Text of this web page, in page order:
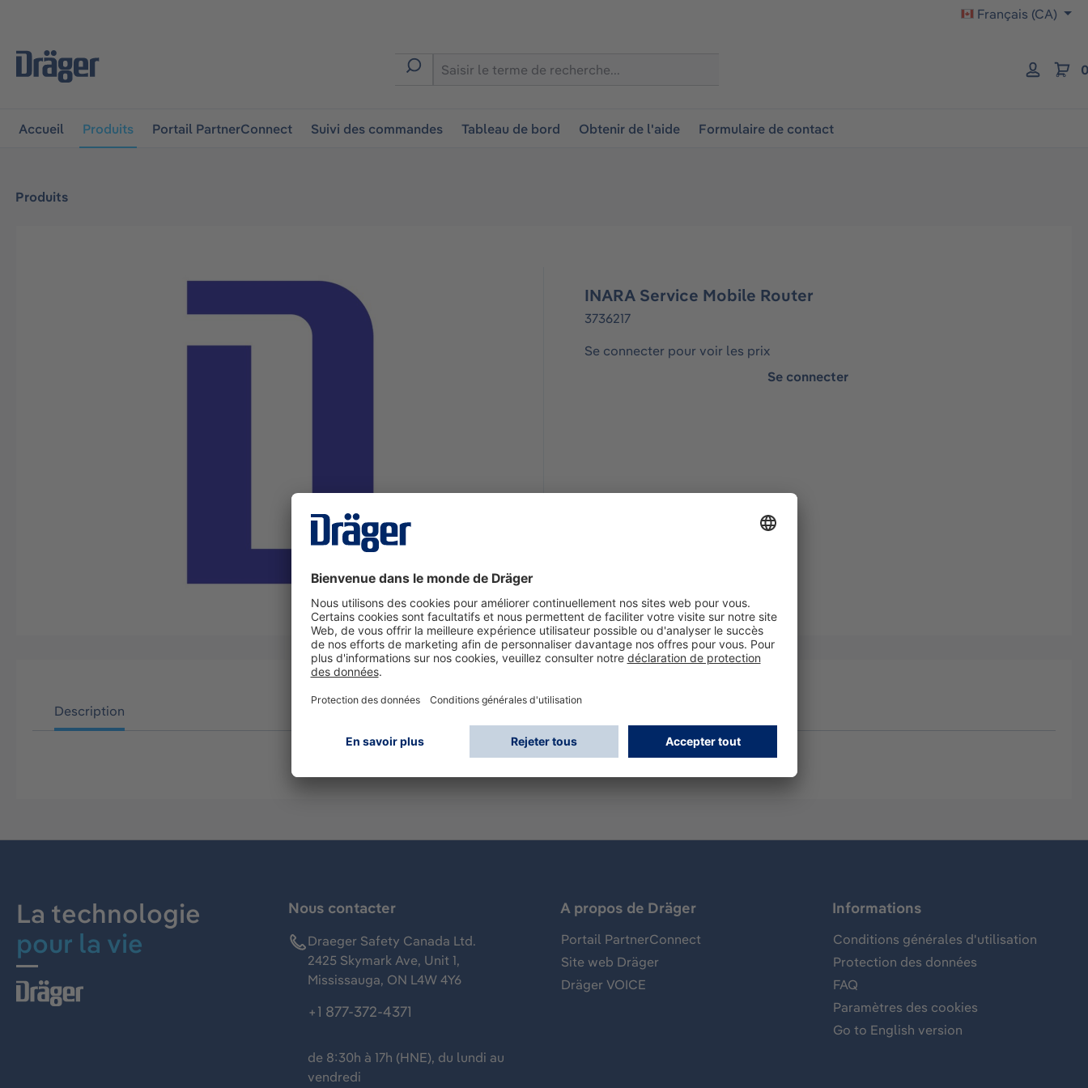
Français (CA)
Accueil Produits Portail PartnerConnect Suivi des commandes Tableau de bord Obtenir de l'aide Formulaire de contact
Produits
INARA Service Mobile Router
3736217
Se connecter pour voir les prix
Se connecter
Description
La technologie
pour la vie
Nous contacter
Draeger Safety Canada Ltd.
2425 Skymark Ave, Unit 1,
Mississauga, ON L4W 4Y6
+1 877-372-4371
de 8:30h à 17h (HNE), du lundi au
vendredi
A propos de Dräger
Portail PartnerConnect
Site web Dräger
Dräger VOICE
Informations
Conditions générales d'utilisation
Protection des données
FAQ
Paramètres des cookies
Go to English version